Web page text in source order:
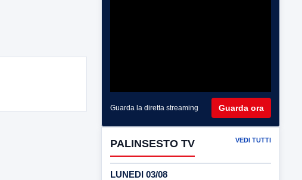
Guarda la diretta streaming Guarda ora
PALINSESTO TV VEDI TUTTI
LUNEDI 03/08